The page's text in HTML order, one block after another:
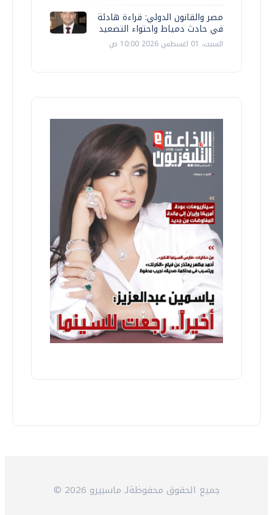
مصر والقانون الدولي: قراءة هادئة
في حادث دمياط واحتواء التصعيد
السبت، 01 اغسطس 2026 10:00 ص
© 2026 جميع الحقوق محفوظةلـ ماسبيرو